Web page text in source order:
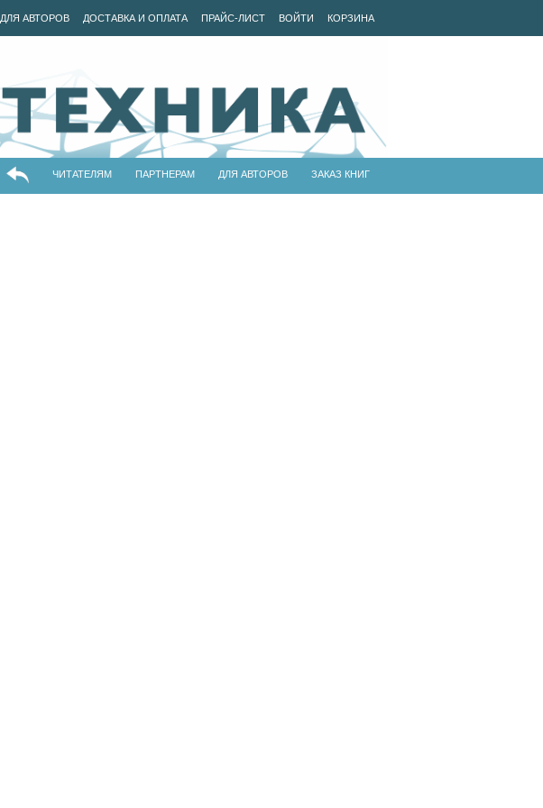
ДЛЯ АВТОРОВ ДОСТАВКА И ОПЛАТА ПРАЙС-ЛИСТ ВОЙТИ КОРЗИНА
ЧИТАТЕЛЯМ ПАРТНЕРАМ ДЛЯ АВТОРОВ ЗАКАЗ КНИГ